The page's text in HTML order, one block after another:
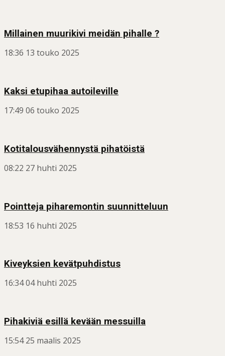
Millainen muurikivi meidän pihalle ?
18:36 13 touko 2025
Kaksi etupihaa autoileville
17:49 06 touko 2025
Kotitalousvähennystä pihatöistä
08:22 27 huhti 2025
Pointteja piharemontin suunnitteluun
18:53 16 huhti 2025
Kiveyksien kevätpuhdistus
16:3404 huhti 2025
Pihakiviä esillä kevään messuilla
15:54 25 maalis 2025